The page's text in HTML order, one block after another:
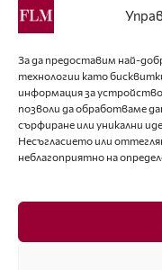
За да предоставим най-
технологии като
информация за
позволи да обработваме
сърфиране или уникални
Несъгласието или
неблагоприятно на
Политика за бисквитки
За контакти
editor@fashion-
+359 88 227 33 47
Последвайте ни
Facebook